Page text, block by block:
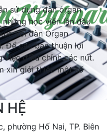
sử dụng đàn organ
những học viên lần đầu
với đàn Organ
Để các bạn thuận lợi
việc điều chỉnh các nút.
xin giới thiệu một số
HỆ
phường Hố Nai, TP. Biên